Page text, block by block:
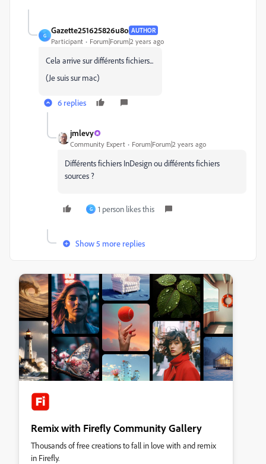
G
Gazette251625826u8o AUTHOR
Participant Forum|Forum|2 years ago
Cela arrive sur différents fichiers...
(Je suis sur mac)
6 replies
jmlevy
Community Expert Forum|Forum|2 years ago
Différents fichiers InDesign ou différents fichiers
sources ?
G 1 person likes this
Show 5 more replies
Remix with Firefly Community Gallery
Thousands of free creations to fall in love with and remix
in Firefly.